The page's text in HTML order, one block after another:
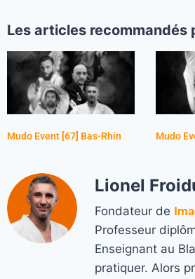
Les articles recommandés
Mudo Event [67] Bas-Rhin Mudo
Lionel
Fondateur de
Professeur
Enseignant au
pratiquer. Alors